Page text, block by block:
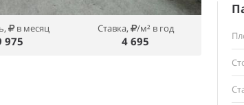
в месяц
975
Ставка, /м² в год
4 695